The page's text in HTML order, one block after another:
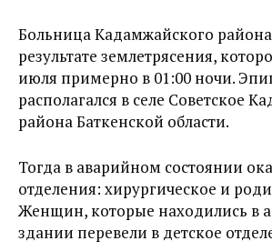
Больница Кадамжайского
результате землетрясения,
июля примерно в 01:00 ночи.
располагался в селе Советское
района Баткенской области.
Тогда в аварийном состоянии
отделения: хирургическое и
Женщин, которые находились в
здании перевели в детское